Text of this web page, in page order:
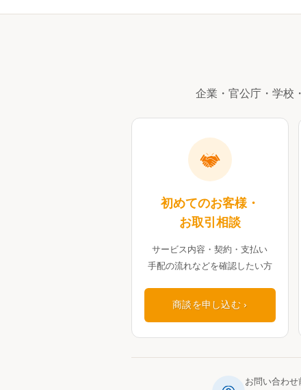
企業・官公庁・学校
初めてのお客様・
お取引相談
サービス内容・契約・支払い
手配の流れなどを確認したい方
商談を申し込む
お問い合わ